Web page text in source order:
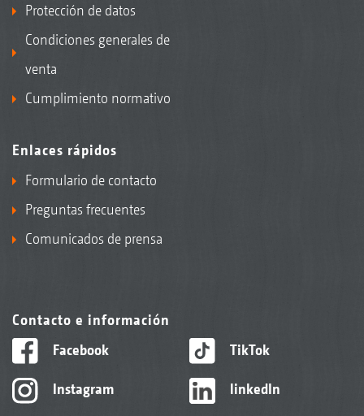
Protección de datos
Condiciones generales de
venta
Cumplimiento normativo
Enlaces rápidos
Formulario de contacto
Preguntas frecuentes
Comunicados de prensa
Contacto e información
Facebook
Instagram
TikTok
linkedIn